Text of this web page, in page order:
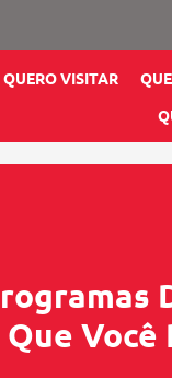
QUERO VISITAR
Que